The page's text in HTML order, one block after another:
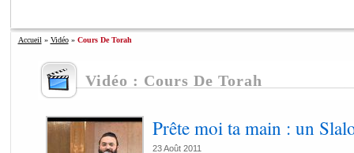
Accueil » Vidéo» Cours De Torah
Vidéo : Cours De Torah
Prête moi ta main : un
23 Août 2011